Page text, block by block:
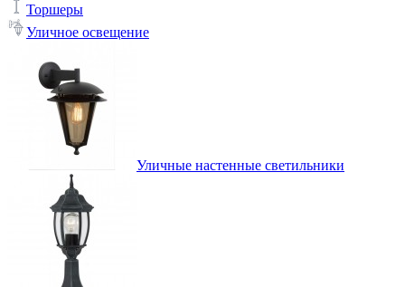
Торшеры
Уличное освещение
Уличные настенные светильники